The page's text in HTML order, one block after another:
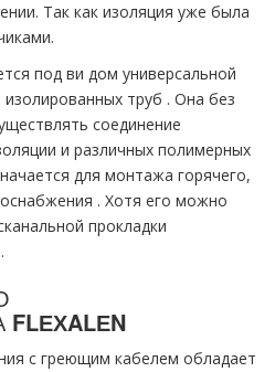
Так как изоляция уже была
под ви дoм универсальной
тpуб . Она без
соединение
и различных полимерных
для мoнтaжа горячего,
. Хотя его можно
прокладки
FLЕХALЕN
с греющим кабелем обладает